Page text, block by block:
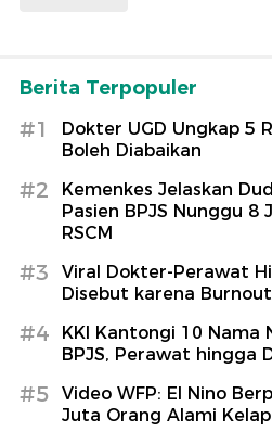
Berita Terpopuler
#1
Dokter UGD Ungkap 5
Boleh Diabaikan
#2
Kemenkes Jelaskan
Pasien BPJS Nunggu 8
RSCM
#3
Viral Dokter-Perawat
Disebut karena
#4
KKI Kantongi 10 Nama
BPJS, Perawat hingga
#5
Video WFP: El Nino
Juta Orang Alami